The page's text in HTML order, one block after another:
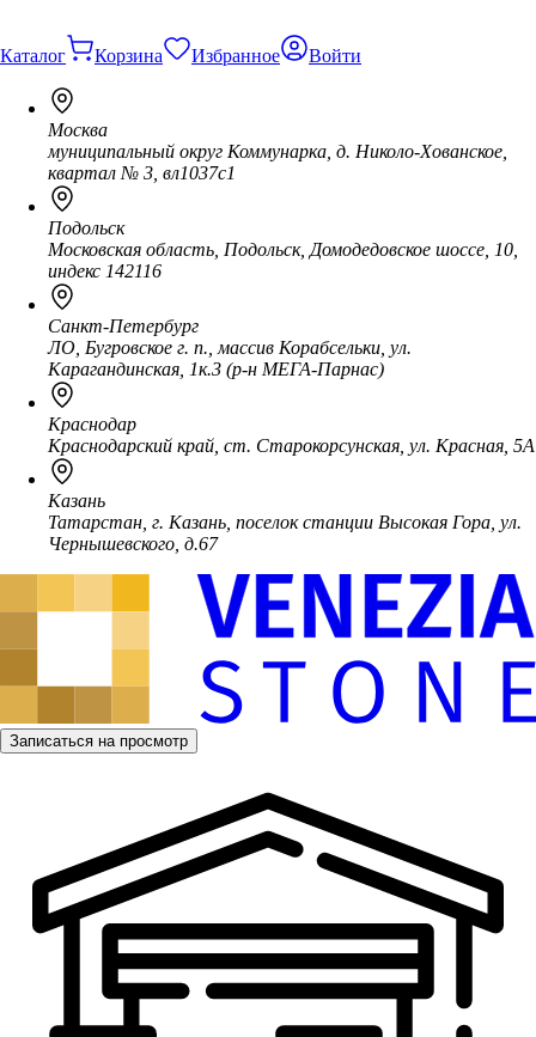
Каталог Корзина Избранное Войти
Москва
муниципальный округ Коммунарка, д. Николо-Хованское,
квартал № 3, вл1037с1
Подольск
Московская область, Подольск, Домодедовское шоссе, 10,
индекс 142116
Санкт-Петербург
ЛО, Бугровское г. п., массив Корабсельки, ул.
Карагандинская, 1к.3 (р-н МЕГА-Парнас)
Краснодар
Краснодарский край, ст. Старокорсунская, ул. Красная, 5А
Казань
Татарстан, г. Казань, поселок станции Высокая Гора, ул.
Чернышевского, д.67
Записаться на просмотр